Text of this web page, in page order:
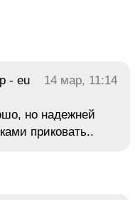
14 мар, 11:14
но надежней
приковать..